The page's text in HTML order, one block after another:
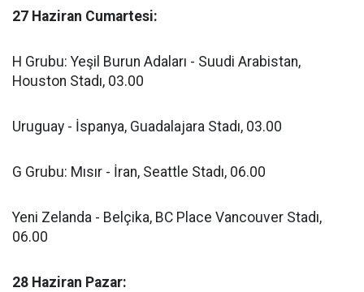
27 Haziran Cumartesi:
H Grubu: Yeşil Burun Adaları - Suudi Arabistan,
Houston Stadı, 03.00
Uruguay - İspanya, Guadalajara Stadı, 03.00
G Grubu: Mısır - İran, Seattle Stadı, 06.00
Yeni Zelanda - Belçika, BC Place Vancouver Stadı,
06.00
28 Haziran Pazar: